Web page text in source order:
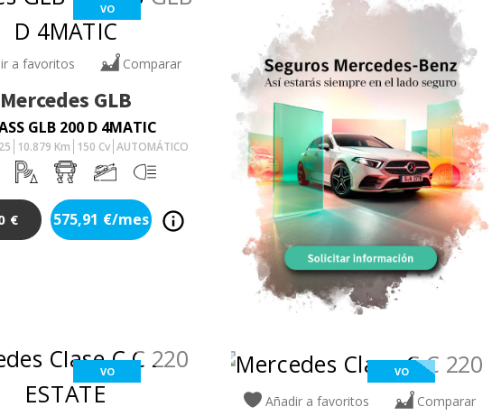
VO
a favoritos Comparar
Mercedes GLB
GLB 200 D 4MATIC
10.879 Km 150 Cv AUTOMÁTICO
€ 575,91 €/mes
VO VO
Añadir a favoritos Comparar